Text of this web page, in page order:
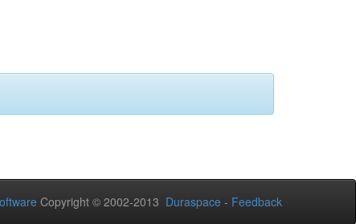
Copyright © 2002-2013 Duraspace - Feedback